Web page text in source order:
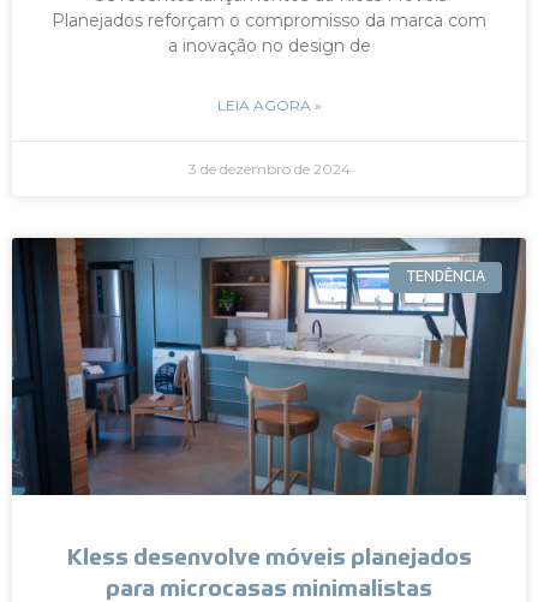
Planejados reforçam o compromisso da marca com
a inovação no design de
LEIA AGORA »
3 de dezembro de 2024
TENDÊNCIA
Kless desenvolve móveis planejados
para microcasas minimalistas